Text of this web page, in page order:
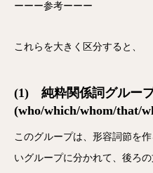
ーーー参考ーーー
これらを大きく区分すると、
(1) 純粋関係詞グルー
(who/which/whom/that/
このグループは、形容詞節を
いグループに分かれて、後ろ